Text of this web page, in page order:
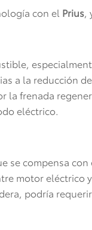
con el Prius,
a la reducción de
la frenada
eléctrico.
se compensa
motor eléctrico
podría